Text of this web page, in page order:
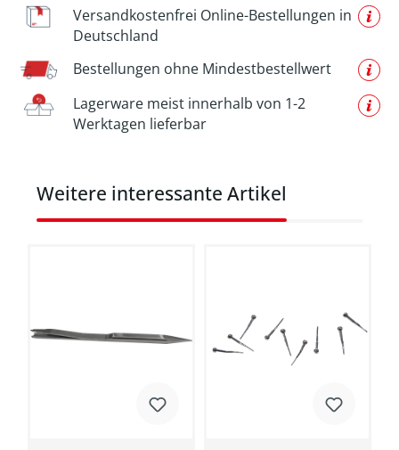
Versandkostenfrei Online-Bestellungen in
Deutschland
Bestellungen ohne Mindestbestellwert
Lagerware meist innerhalb von 1-2
Werktagen lieferbar
Produktgalerie überspringen
Weitere interessante Artikel